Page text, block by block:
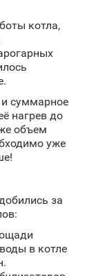
котла,
суммарное
нагрев до
объем
уже
за
в котле